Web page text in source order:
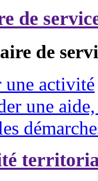
de
de
une activité
une